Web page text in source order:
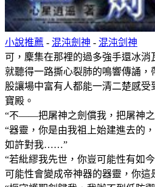
小說推薦 - 混沌劍神 - 混沌剑神
可，麇集在那裡的過多強手還冰消
就聽得一路撕心裂肺的鳴響傳誦
股讓場中富有人都能一清二楚感
寶殿。
“不——把屠神之劍償我，把屠神
“器靈，你是由我祖上始建進去的
如許對我……”
“若紕繆我先世，你豈可能性有如
可能性會變成帝神器的器靈，你